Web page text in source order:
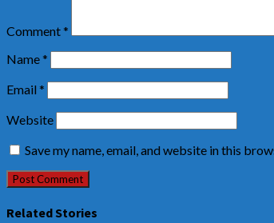
Comment*
Name*
Email*
Website
Save my name, email, and website in this
Related Stories